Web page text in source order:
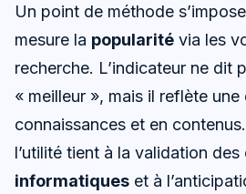
Un point de méthode
mesure la popularité via les
recherche. L’indicateur ne dit
« meilleur », mais il reflète une
connaissances et en
l’utilité tient à la validation des
informatiques et à